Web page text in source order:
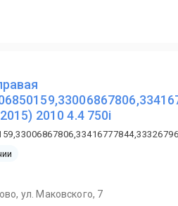
2010 4.4 750i
ул. Маковского, 7